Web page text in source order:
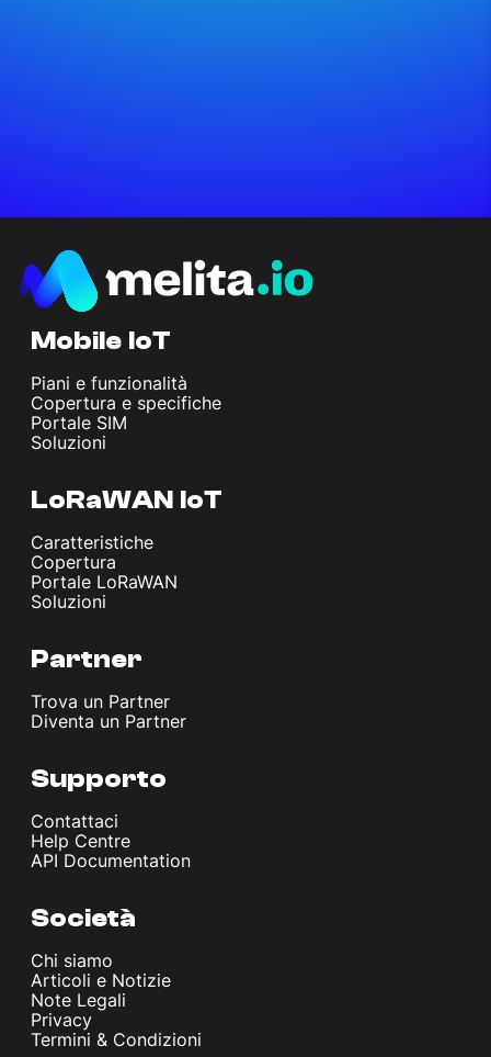
Mobile IoT
Piani e funzionalità
Copertura e specifiche
Portale SIM
Soluzioni
LoRaWAN IoT
Caratteristiche
Copertura
Portale LoRaWAN
Soluzioni
Partner
Trova un Partner
Diventa un Partner
Supporto
Contattaci
Help Centre
API Documentation
Società
Chi siamo
Articoli e Notizie
Note Legali
Privacy
Termini & Condizioni